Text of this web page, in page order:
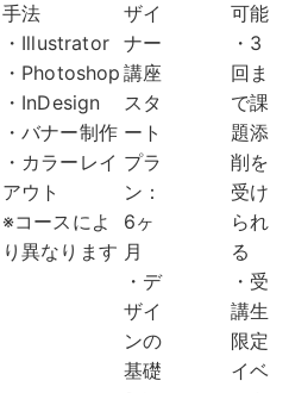
手法
・Illustrator
・Photoshop
・InDesign
・バナー制作
・カラーレイ
アウト
※コースによ
り異なります
ザイ
ナー
講座
スタ
ート
プラ
ン：
6ヶ
月
・デ
ザイ
ンの
基礎
可能
・3
回ま
で課
題添
削を
受け
られ
る
・受
講生
限定
イベ